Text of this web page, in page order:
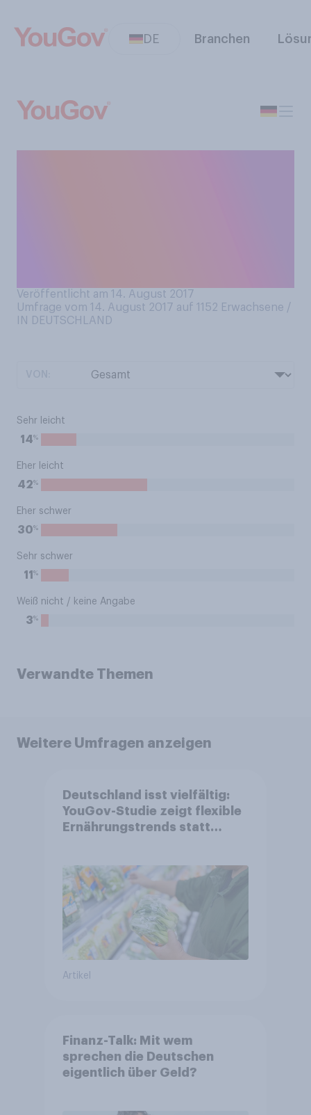
DE Branchen
Veröffentlicht am 14. August 2017
Umfrage vom 14. August 2017 auf 1152 Erwachsene /
IN DEUTSCHLAND
Sehr leicht
14%
Eher leicht
42%
Eher schwer
30%
Sehr schwer
11 %
Weiß nicht / keine Angabe
3%
Verwandte Themen
Weitere Umfragen anzeigen
Deutschland isst vielfältig:
YouGov-Studie zeigt flexible
Ernährungstrends statt
Artikel
Finanz-Talk: Mit wem
sprechen die Deutschen
eigentlich über Geld?